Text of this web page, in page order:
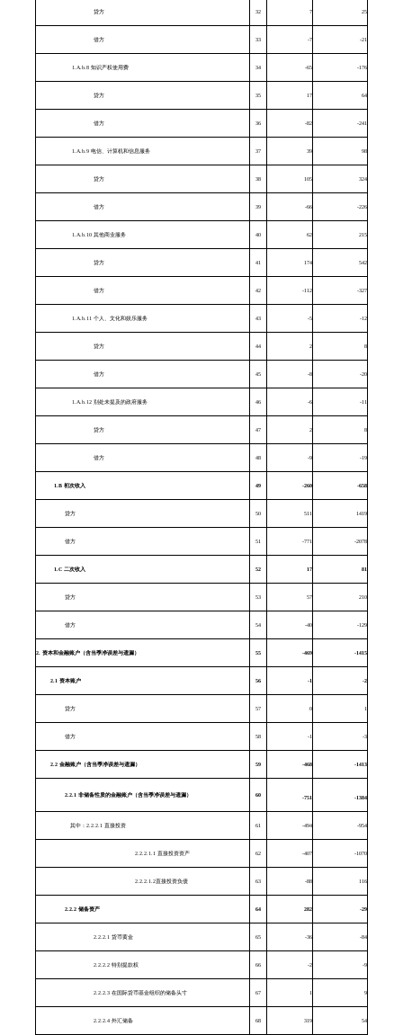
贷方 32 7 25
借方 33 -7 -21
1.A.b.8 知识产权使用费 34 -65 -176
贷方 35 17 64
借方 36 -82 -241
1.A.b.9 电信、计算机和信息服务 37 39 98
贷方 38 105 324
借方 39 -66 -226
1.A.b.10 其他商业服务 40 62 215
贷方 41 174 542
借方 42 -112 -327
1.A.b.11 个人、文化和娱乐服务 43 -5 -12
贷方 44 2 8
借方 45 -8 -20
1.A.b.12 别处未提及的政府服务 46 -6 -11
贷方 47 2 8
借方 48 -9 -19
1.B初次收入 49 -260 -658
贷方 50 511 1419
借方 51 -771 -2078
1.C 二次收入 52 17 81
贷方 53 57 210
借方 54 -40 -129
2.资本和金融账户（含当季净误差与遗漏） 55 -469 -1415
2.1资本账户 56 -1 -2
贷方 57 0 1
借方 58 -1 -3
2.2金融账户（含当季净误差与遗漏） 59 -468 -1413
2.2.1非储备性质的金融账户（含当季净误差与遗漏） 60 -751 -1384
其中：2.2.2.1直接投资 61 -494 -954
2.2.2.1.1 直接投资资产 62 -407 -1070
2.2.2.1.2直接投资负债 63 -88 116
2.2.2储备资产 64 282 -29
2.2.2.1 货币黄金 65 -36 -84
2.2.2.2 特别提款权 66 -2 -9
2.2.2.3 在国际货币基金组织的储备头寸 67 1 9
2.2.2.4 外汇储备 68 319 54